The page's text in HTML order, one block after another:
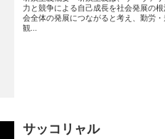
力と競争による自己成長を社会発展の
会全体の発展につながると考え、勤労
観...
サッコリャル